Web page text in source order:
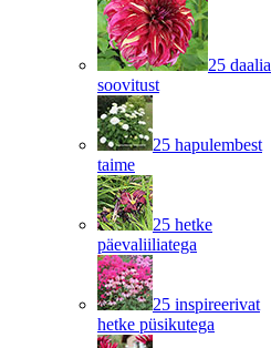
25 daalia
soovitust
25 hapulembest
taime
25 hetke
päevaliiliatega
25 inspireerivat
hetke püsikutega